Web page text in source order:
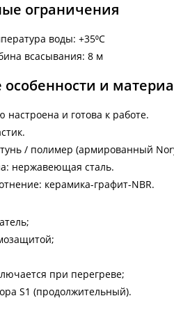
ограничения
воды: +35⁰С
всасывания: 8 м
особенности и
настроена и готова к работе.
/ полимер (армированный
нержавеющая сталь.
керамика-графит-NBR.
при перегреве;
S1 (продолжительный).